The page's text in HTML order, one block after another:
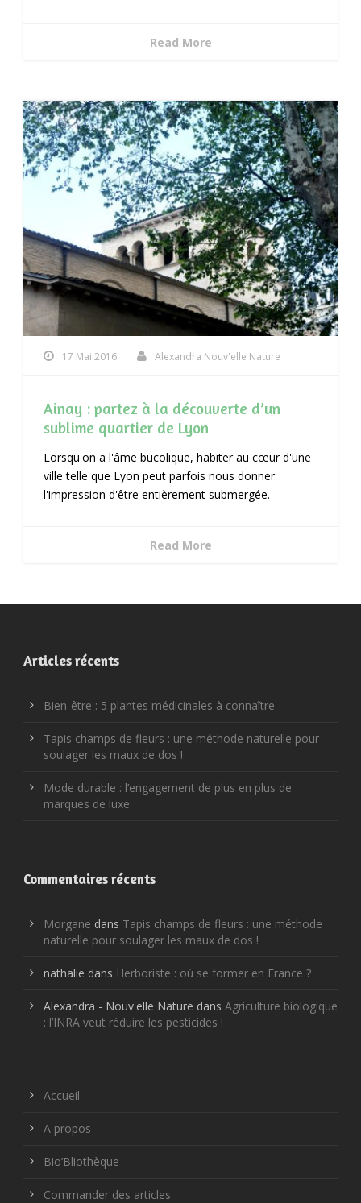
Read More
17 Mai 2016 Alexandra Nouv'elle Nature
Ainay : partez à la découverte d’un
sublime quartier de Lyon
Lorsqu'on a l'âme bucolique, habiter au cœur d'une
ville telle que Lyon peut parfois nous donner
l'impression d'être entièrement submergée.
Read More
Articles récents
Bien-être : 5 plantes médicinales à connaître
Tapis champs de fleurs : une méthode naturelle pour
soulager les maux de dos !
Mode durable : l’engagement de plus en plus de
marques de luxe
Commentaires récents
Morgane dans Tapis champs de fleurs : une méthode
naturelle pour soulager les maux de dos !
nathalie dans Herboriste : où se former en France ?
Alexandra - Nouv'elle Nature dans Agriculture biologique
: l’INRA veut réduire les pesticides !
Accueil
A propos
Bio’Bliothèque
Commander des articles